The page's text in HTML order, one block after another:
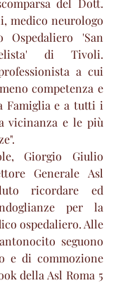
del Dott.
medico neurologo
Ospedaliero 'San
di Tivoli.
a cui
competenza e
Famiglia e a tutti i
vicinanza e le più
Giorgio Giulio
Generale Asl
ricordare ed
per la
ospedaliero. Alle
seguono
e di commozione
della Asl Roma 5